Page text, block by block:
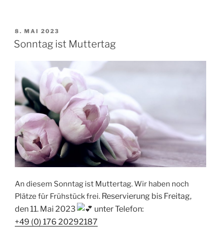
Sommer“
VERÖFFENTLICHT
AM
8. MAI 2023
Sonntag ist Muttertag
An diesem Sonntag ist Muttertag. Wir haben noch
Plätze für Frühstück frei. Reservierung bis Freitag,
den 11. Mai 2023
unterTelefon:
+49 (0) 176 20292187